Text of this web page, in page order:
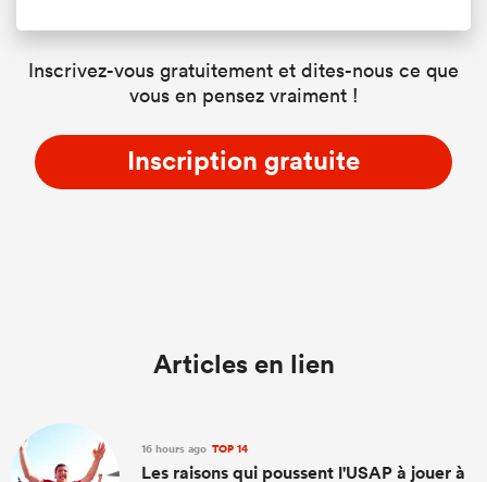
Inscrivez-vous gratuitement et dites-nous ce que
vous en pensez vraiment !
Inscription gratuite
Articles en lien
16 hours ago TOP 14
Les raisons qui poussent l'USAP à jouer à